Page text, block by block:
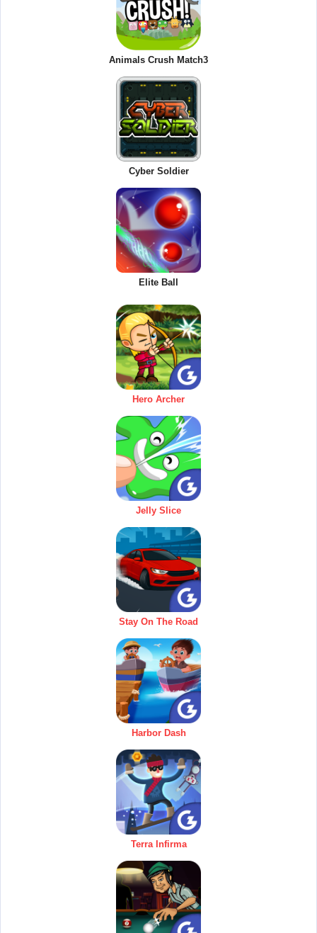
Animals Crush Match3
Cyber Soldier
Elite Ball
Hero Archer
Jelly Slice
Stay On The Road
Harbor Dash
Terra Infirma